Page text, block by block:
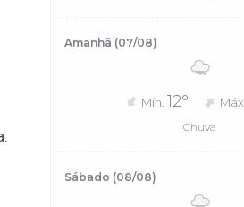
Amanhã (07/08)
Mín. 12° Máx.
Chuva
Sábado (08/08)